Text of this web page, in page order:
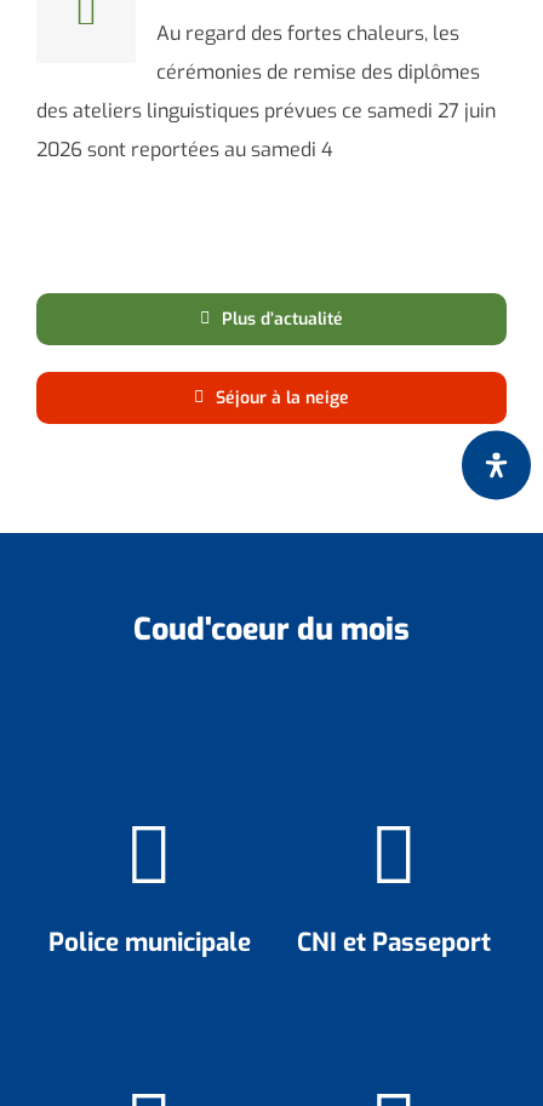
Au regard des fortes chaleurs, les
cérémonies de remise des diplômes
des ateliers linguistiques prévues ce samedi 27 juin
2026 sont reportées au samedi 4
Plus d’actualité
Séjour à la neige
Coud'coeur du mois
Police municipale CNI et Passeport